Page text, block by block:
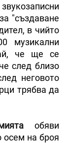
"създаване
в чийто
музикални
че ще се
след близо
неговото
трябва да
обяви
осем на броя